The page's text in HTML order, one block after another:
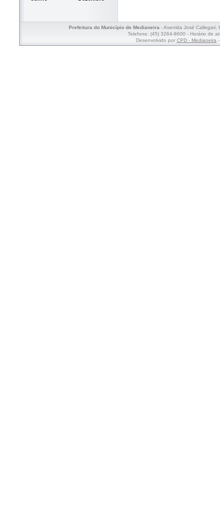
Prefeitura do Município de Medianeira- Avenida José Callegari,
Telefone: (45) 3264-8600 - Horário de
Desenvolvido por CPD - Medianeira-